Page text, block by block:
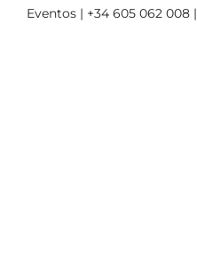
Eventos | +34 605 062 008 |